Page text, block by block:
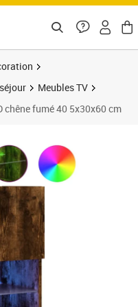
Meubles TV
chêne fumé 40 5x30x60 cm